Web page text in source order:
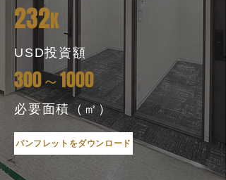
232K
USD投資額
300～1000
必要面積（㎡）
パンフレットをダウンロード